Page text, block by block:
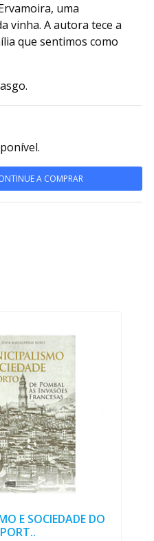
uma
vinha. A autora tece a
que sentimos como
A COMPRAR
E SOCIEDADE DO
PORT..